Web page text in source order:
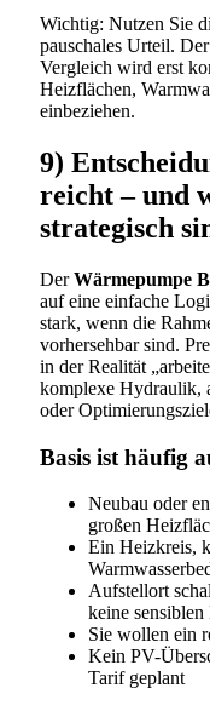
Wichtig: Nutzen Sie
pauschales Urteil. Der
Vergleich wird erst
Heizflächen,
einbeziehen.
9)
reicht – und
strategisch
DerWärmepumpe
auf eine einfache
stark, wenn die
vorhersehbar sind.
in der Realität
komplexe Hydraulik,
oder
Basis ist häufig
Neubau oder
großen
Ein Heizkreis,
Aufstellort
keine
Sie wollen ein
Kein PV-
Tarif geplant